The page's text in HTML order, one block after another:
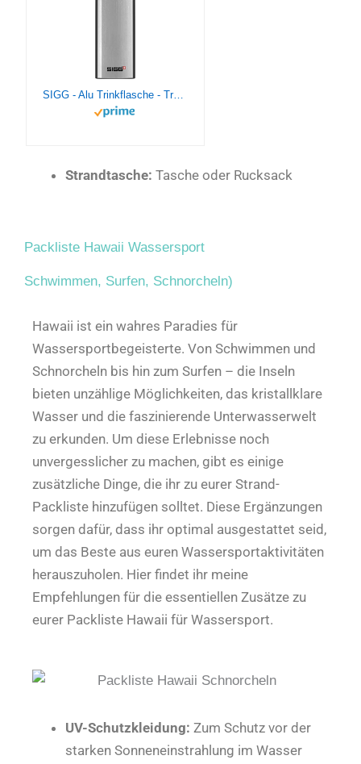
SIGG - Alu Trinkflasche - Traveller Alu - Klimaneutral Zertifiziert - Für Kohlensäurehaltige Getränke Geeignet - Auslaufsicher - Federleicht - BPA-frei - Alu - 0,6L
Strandtasche: Tasche oder Rucksack
Packliste Hawaii Wassersport
Schwimmen, Surfen, Schnorcheln)
Hawaii ist ein wahres Paradies für
Wassersportbegeisterte. Von Schwimmen und
Schnorcheln bis hin zum Surfen – die Inseln
bieten unzählige Möglichkeiten, das kristallklare
Wasser und die faszinierende Unterwasserwelt
zu erkunden. Um diese Erlebnisse noch
unvergesslicher zu machen, gibt es einige
zusätzliche Dinge, die ihr zu eurer Strand-
Packliste hinzufügen solltet. Diese Ergänzungen
sorgen dafür, dass ihr optimal ausgestattet seid,
um das Beste aus euren Wassersportaktivitäten
herauszuholen. Hier findet ihr meine
Empfehlungen für die essentiellen Zusätze zu
eurer Packliste Hawaii für Wassersport.
UV-Schutzkleidung: Zum Schutz vor der
starken Sonneneinstrahlung im Wasser